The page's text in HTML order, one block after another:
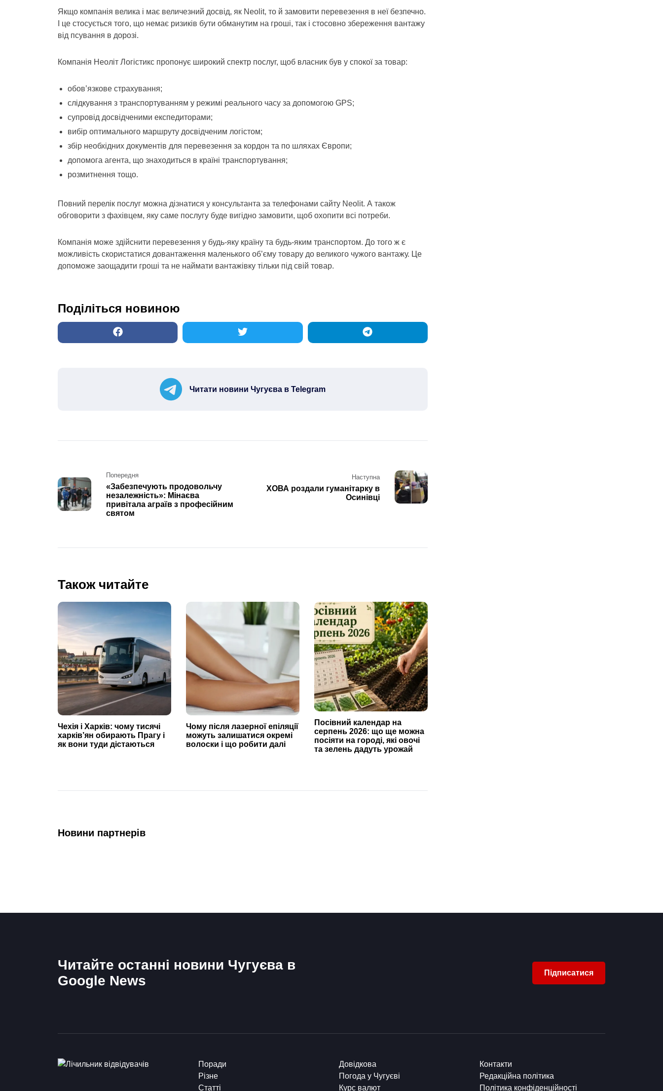
Якщо компанія велика і має величезний досвід, як Neolit, то й замовити перевезення в неї безпечно.
І це стосується того, що немає ризиків бути обманутим на гроші, так і стосовно збереження вантажу
від псування в дорозі.
Компанія Неоліт Логістикс пропонує широкий спектр послуг, щоб власник був у спокої за товар:
обов’язкове страхування;
слідкування з транспортуванням у режимі реального часу за допомогою GPS;
супровід досвідченими експедиторами;
вибір оптимального маршруту досвідченим логістом;
збір необхідних документів для перевезення за кордон та по шляхах Європи;
допомога агента, що знаходиться в країні транспортування;
розмитнення тощо.
Повний перелік послуг можна дізнатися у консультанта за телефонами сайту Neolit. А також
обговорити з фахівцем, яку саме послугу буде вигідно замовити, щоб охопити всі потреби.
Компанія може здійснити перевезення у будь-яку країну та будь-яким транспортом. До того ж є
можливість скористатися довантаження маленького об’єму товару до великого чужого вантажу. Це
допоможе заощадити гроші та не наймати вантажівку тільки під свій товар.
Поділіться новиною
Читати новини Чугуєва в Telegram
Post
navigation
Попередня
«Забезпечують продовольчу
незалежність»: Мінаєва
привітала аграїв з професійним
святом
Наступна
ХОВА роздали гуманітарку в
Осинівці
Також читайте
Чехія і Харків: чому тисячі
харків’ян обирають Прагу і
як вони туди дістаються
Чому після лазерної епіляції
можуть залишатися окремі
волоски і що робити далі
Посівний календар на
серпень 2026: що ще можна
посіяти на городі, які овочі
та зелень дадуть урожай
Новини партнерів
Читайте останні новини Чугуєва в
Google News
Підписатися
Поради
Різне
Статті
Довідкова
Погода у Чугуєві
Курс валют
Контакти
Редакційна політика
Політика конфіденційності